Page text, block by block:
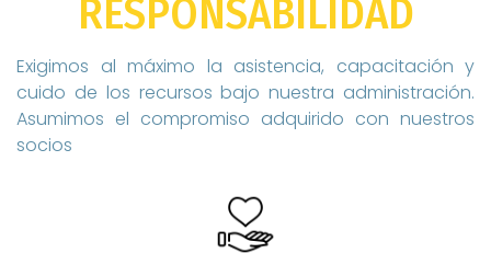
RESPONSABILIDAD
Exigimos al máximo la asistencia, capacitación y
cuido de los recursos bajo nuestra administración.
Asumimos el compromiso adquirido con nuestros
socios